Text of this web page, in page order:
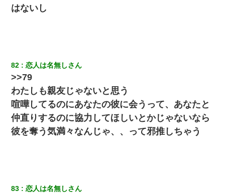
してます」って送ったら
放置子が病院送りになったらしい → 俺（二度と帰ってくるなよ…
嫁を半身不随にしやがった恨みは、正直こんなもんじゃ晴れな
い）
生保レディと行為する為に駆け引きしてみた結果ｗｗｗｗｗｗｗ
ｗｗｗｗｗ
タあんてな
はないし
82 恋人は名無しさん
>>79
わたしも親友じゃないと思う
喧嘩してるのにあなたの彼に会うって、あなたと
仲直りするのに協力してほしいとかじゃないなら
彼を奪う気満々なんじゃ、、って邪推しちゃう
83 恋人は名無しさん